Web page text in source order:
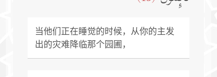
当他们正在睡觉的时候，从你的主发
出的灾难降临那个园圃，